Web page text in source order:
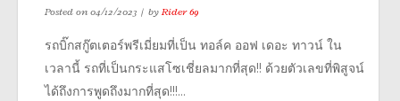
Posted on04/12/2023 byRider 69
รถบิ๊กสกู๊ตเตอร์พรีเมี่ยมที่เป็น ทอล์ค ออฟ เดอะ ทาวน์ ใน
เวลานี้ รถที่เป็นกระแสโซเชี่ยลมากที่สุด!! ด้วยตัวเลขที่พิสูจน์
ได้ถึงการพูดถึงมากที่สุด!!!...